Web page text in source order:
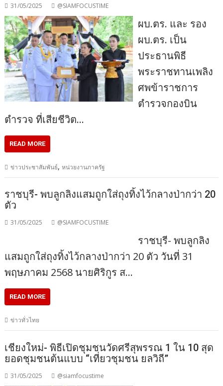
31/05/2025 @SIAMFOCUSTIME
ผบ.ตร. และ รอง
ผบ.ตร. เป็น
ประธานพิธี
พระราชทานเพลิง
ศพข้าราชการ
ตำรวจกองบิน
ตำรวจ ที่เสียชีวิต…
READ MORE
ข่าวประชาสัมพันธ์,หน่วยงานภาครัฐ
ราชบุรี- พบลูกลิงแสมถูกใส่ถุงทิ้งไว้กลางป่ากว่า 20
ตัว
31/05/2025 @SIAMFOCUSTIME
ราชบุรี- พบลูกลิง
แสมถูกใส่ถุงทิ้งไว้กลางป่ากว่า 20 ตัว วันที่ 31
พฤษภาคม 2568 นายศิริกูร ส…
READ MORE
ข่าวทั่วไทย
เชียงใหม่- พิธีเปิดชุมชนวัดศรีสุพรรณ 1 ใน 10 สุด
ยอดชุมชนต้นแบบ “เที่ยวชุมชน ยลวิถี”
31/05/2025 @siamfocustime